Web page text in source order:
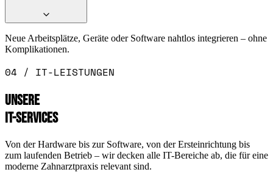
Neue Arbeitsplätze, Geräte oder Software nahtlos integrieren – ohne
Komplikationen.
04 / IT-LEISTUNGEN
UNSERE
IT-SERVICES
Von der Hardware bis zur Software, von der Ersteinrichtung bis
zum laufenden Betrieb – wir decken alle IT-Bereiche ab, die für eine
moderne Zahnarztpraxis relevant sind.